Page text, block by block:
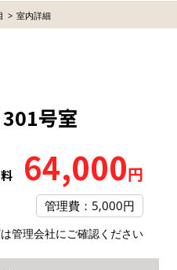
室内詳細
号室
64,000円
管理費：5,000円
管理会社にご確認ください